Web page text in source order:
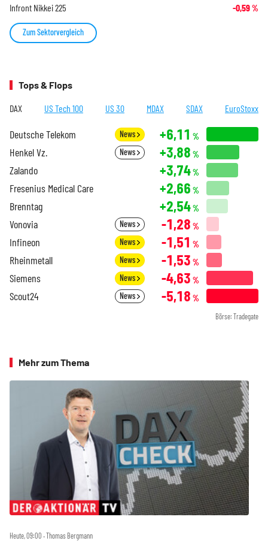
Infront Nikkei 225 -0,59%
Zum Sektorvergleich
Tops & Flops
DAX US Tech 100 US 30 MDAX SDAX EuroStoxx
Deutsche Telekom News +6,11 %
Henkel Vz. News +3,88 %
Zalando +3,74%
Fresenius Medical Care +2,66 %
Brenntag +2,54%
Vonovia News -1,28 %
Infineon News -1,51 %
Rheinmetall News -1,53 %
Siemens News -4,63 %
Scout24 News -5,18 %
Börse: Tradegate
Mehr zum Thema
Heute, 09:00 ‧ Thomas Bergmann